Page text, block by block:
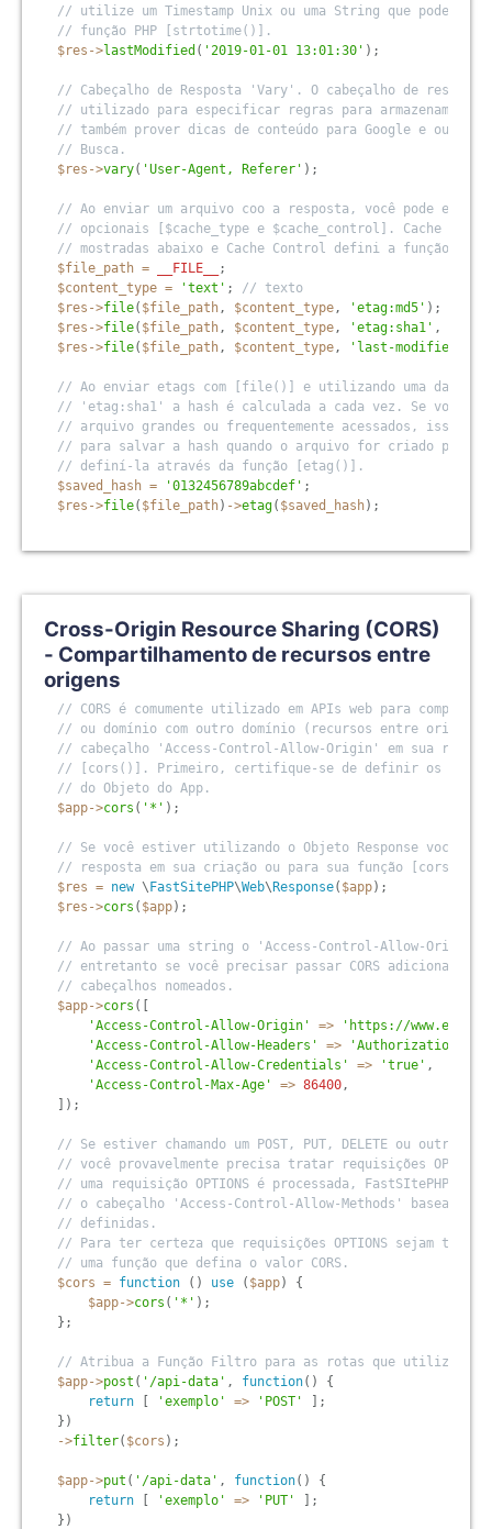
// utilize um Timestamp Unix ou uma String que pode ser
// função PHP [strtotime()].
$res ->lastModified ( '2019-01-01 13:01:30' ) ;
// Cabeçalho de Resposta 'Vary'. O cabeçalho de
// utilizado para especificar regras para armazenamento
// também prover dicas de conteúdo para Google e outros
// Busca.
$res ->vary( 'User-Agent, Referer' ) ;
// Ao enviar um arquivo coo a resposta, você pode
// opcionais [$cache_type e $cache_control]. Cache Type
// mostradas abaixo e Cache Control defini a função
$file_path = __FILE__
;
$content_type = 'text' ;
// texto
$res ->file( $file_path, $content_type, 'etag:md5' ) ;
$res ->file( $file_path, $content_type, 'etag:sha1' ,
$res ->file( $file_path, $content_type, 'last-modified'
// Ao enviar etags com [file()] e utilizando uma das
// 'etag:sha1' a hash é calculada a cada vez. Se você
// arquivo grandes ou frequentemente acessados, isso
// para salvar a hash quando o arquivo for criado pela
// definí-la através da função [etag()].
$saved_hash = '0132456789abcdef' ;
$res ->file( $file_path) ->etag( $saved_hash) ;
Cross-Origin Resource Sharing (CORS)
- Compartilhamento de recursos entre
origens
// CORS é comumente utilizado em APIs web para
// ou domínio com outro domínio (recursos entre
// cabeçalho 'Access-Control-Allow-Origin' em sua
// [cors()]. Primeiro, certifique-se de definir os
// do Objeto do App.
$app->cors ( '*' ) ;
// Se você estiver utilizando o Objeto Response você
// resposta em sua criação ou para sua função [cors()].
$res = new \ FastSitePHP\Web\ Response( $app) ;
$res ->cors ( $app) ;
// Ao passar uma string o 'Access-Control-Allow-Origin'
// entretanto se você precisar passar CORS adicionais,
// cabeçalhos nomeados.
$app->cors (
'Access-Control-Allow-Origin'
=>
'https://
'Access-Control-Allow-Headers'
=>
'Authorization,
'Access-Control-Allow-Credentials'
=> 'true' ,
'Access-Control-Max-Age'
=> 86400,
) ;
// Se estiver chamando um POST, PUT, DELETE ou outro
// você provavelmente precisa tratar requisições
// uma requisição OPTIONS é processada, FastSItePHP
// o cabeçalho 'Access-Control-Allow-Methods' baseando-
// definidas.
// Para ter certeza que requisições OPTIONS sejam
// uma função que defina o valor CORS.
$cors = function ( ) use ( $app)
{
$app->cors ( '*' ) ;
} ;
// Atribua a Função Filtro para as rotas que utilizam
$app->post ( '/api-data' , function( )
{
return
'exemplo' => 'POST'
;
} )
->filter( $cors ) ;
$app->put ( '/api-data' , function( )
{
return
'exemplo' => 'PUT'
;
} )